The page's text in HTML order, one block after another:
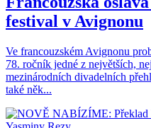
festival v Avignonu
Ve francouzském Avignonu
78. ročník jedné z největších,
mezinárodních divadelních
také něk...